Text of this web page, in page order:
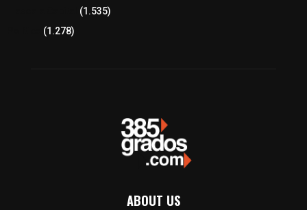
(1.535)
(1.278)
ABOUT US